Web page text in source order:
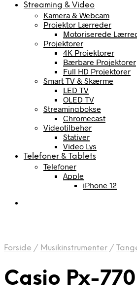
Streaming & Video
Kamera & Webcam
Projektor Lærreder
Motoriserede
Projektorer
4K Projektorer
Bærbare Projektorer
Full HD Projektorer
Smart TV & Skærme
LED TV
OLED TV
Streamingbokse
Chromecast
Videotilbehør
Stativer
Video Lys
Telefoner & Tablets
Telefoner
Apple
iPhone 12
Forside / Musikinstrumenter /
Casio Px-